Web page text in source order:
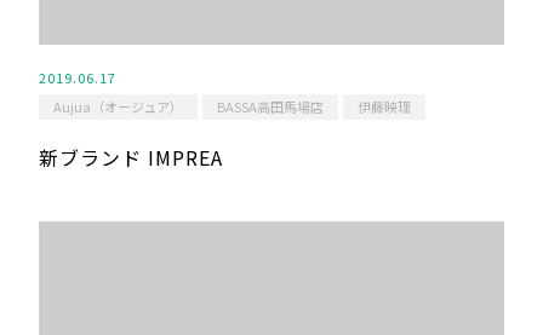
2019.06.17
Aujua（オージュア）
BASSA高田馬場店 伊藤映理
新ブランド IMPREA